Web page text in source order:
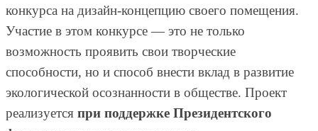
конкурса на дизайн-концепцию своего помещения.
Участие в этом конкурсе — это не только
возможность проявить свои творческие
способности, но и способ внести вклад в развитие
экологической осознанности в обществе. Проект
реализуется при поддержке Президентского